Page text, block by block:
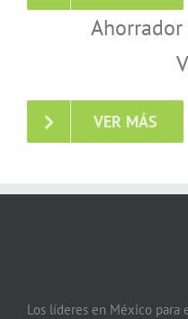
VER MÁS
Los líderes en México para